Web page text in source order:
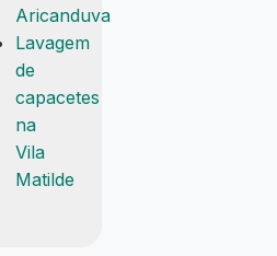
Aricanduva
Lavagem
de
capacetes
na
Vila
Matilde